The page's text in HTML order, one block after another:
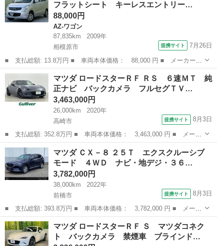
ューモ...
フラットシート キーレスエントリー…
88,000円
AZ-ワゴン
87,835km
2009年
相模原市
提携サイト 7月26日
■ 支払総額: 13.8万円 ■ 車両本体価格： 88,000 円 ■ メーカー
名： マツダ ■ 車種名： ＡＺワゴン ■ グレード名： ＸＧ Ｅ
ＴＣ ＣＤ フルフラットシート キーレスエントリー 運転席エア
バック 助手席...
神奈川 相模原市 AZ-ワゴン
マツダ ロードスターＲＦ ＲＳ ６速ＭＴ 純
正ナビ バックカメラ フルセグＴＶ…
3,463,000円
26,000km
2020年
高崎市
提携サイト 8月3日
■ 支払総額: 352.8万円 ■ 車両本体価格： 3,463,000 円 ■ メーカ
ー名： マツダ ■ 車種名： ロードスターＲＦ ■ グレード名：
ＲＳ ６速ＭＴ 純正ナビ バックカメラ フルセグＴＶ ドラレ
コ ＢＳＭ...
群馬 高崎市 マツダ
マツダ ＣＸ－８ ２５Ｔ エクスクルーシブ
モード ４ＷＤ ナビ・地デジ・３６…
3,782,000円
38,000km
2022年
前橋市
提携サイト 8月3日
■ 支払総額: 393.8万円 ■ 車両本体価格： 3,782,000 円 ■ メーカ
ー名： マツダ ■ 車種名： ＣＸ－８ ■ グレード名： ２５Ｔ
エクスクルーシブ モード ４ＷＤ ナビ・地デジ・３６０度カメ
ラ・ＥＴＣ...
群馬 前橋市 マツダ
マツダ ロードスターＲＦ Ｓ マツダコネク
ト バックカメラ 禁煙車 ブラインド…